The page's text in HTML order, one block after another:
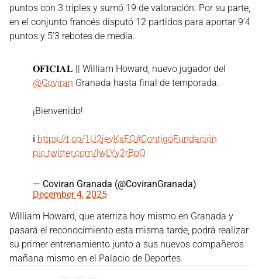
puntos con 3 triples y sumó 19 de valoración. Por su parte,
en el conjunto francés disputó 12 partidos para aportar 9’4
puntos y 5’3 rebotes de media.
𝐎𝐅𝐈𝐂𝐈𝐀𝐋 || William Howard, nuevo jugador del
@Coviran Granada hasta final de temporada.
¡Bienvenido!
ℹ️ https://t.co/1U2jevKxEG#ContigoFundación
pic.twitter.com/lwLYy2rBpQ
— Coviran Granada (@CoviranGranada)
December 4, 2025
William Howard, que aterriza hoy mismo en Granada y
pasará el reconocimiento esta misma tarde, podrá realizar
su primer entrenamiento junto a sus nuevos compañeros
mañana mismo en el Palacio de Deportes.